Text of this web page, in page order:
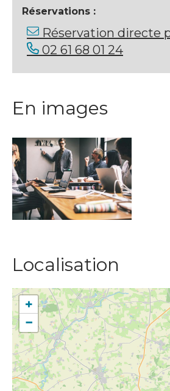
Réservations :
Réservation directe
02 61 68 01 24
En images
Localisation
+
−